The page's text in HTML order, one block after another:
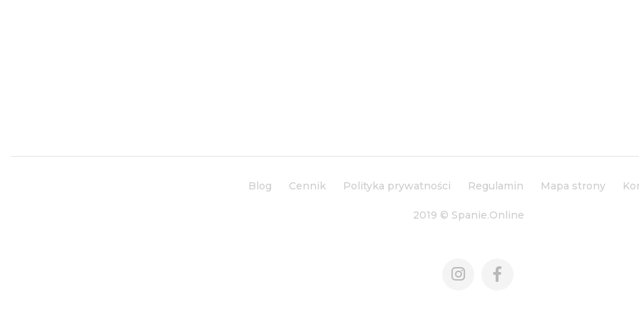
Blog Cennik Polityka prywatności Regulamin Mapa strony
2019 © Spanie.Online